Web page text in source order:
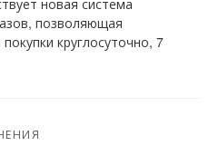
новая система
позволяющая
круглосуточно, 7